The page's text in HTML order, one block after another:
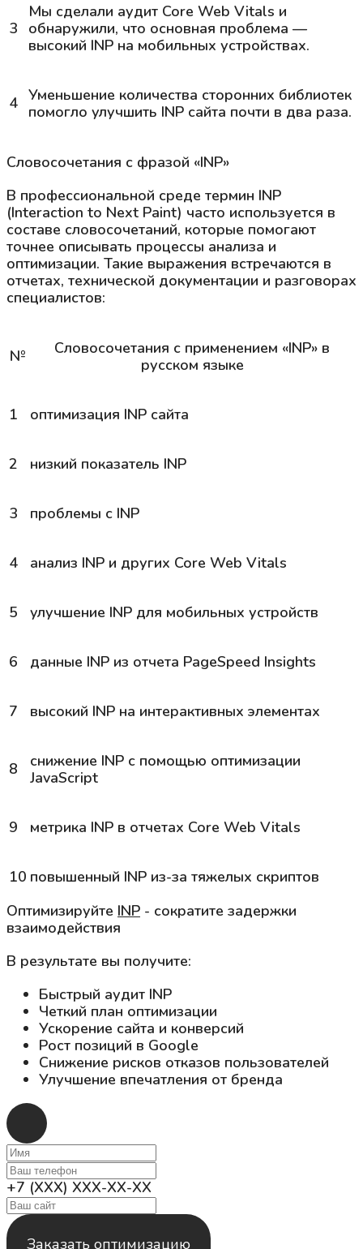
3
Мы сделали аудит Core Web Vitals и
обнаружили, что основная проблема —
высокий INP на мобильных устройствах.
4 Уменьшение количества сторонних библиотек
помогло улучшить INP сайта почти в два раза.
Словосочетания с фразой «INP»
В профессиональной среде термин INP
(Interaction to Next Paint) часто используется в
составе словосочетаний, которые помогают
точнее описывать процессы анализа и
оптимизации. Такие выражения встречаются в
отчетах, технической документации и разговорах
специалистов:
№
Словосочетания с применением «INP» в
русском языке
1 оптимизация INP сайта
2 низкий показатель INP
3 проблемы с INP
4 анализ INP и других Core Web Vitals
5 улучшение INP для мобильных устройств
6 данные INP из отчета PageSpeed Insights
7 высокий INP на интерактивных элементах
8 снижение INP с помощью оптимизации
JavaScript
9 метрика INP в отчетах Core Web Vitals
10 повышенный INP из-за тяжелых скриптов
Оптимизируйте INP - сократите задержки
взаимодействия
В результате вы получите:
Быстрый аудит INP
Четкий план оптимизации
Ускорение сайта и конверсий
Рост позиций в Google
Снижение рисков отказов пользователей
Улучшение впечатления от бренда
+7 (XXX) XXX-XX-XX
Заказать оптимизацию